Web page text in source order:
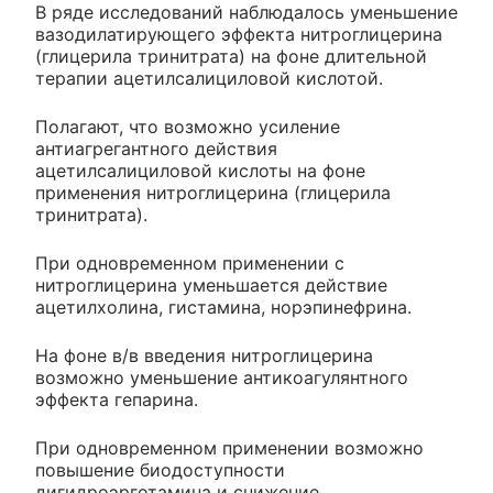
В ряде исследований наблюдалось уменьшение
вазодилатирующего эффекта нитроглицерина
(глицерила тринитрата) на фоне длительной
терапии ацетилсалициловой кислотой.
Полагают, что возможно усиление
антиагрегантного действия
ацетилсалициловой кислоты на фоне
применения нитроглицерина (глицерила
тринитрата).
При одновременном применении с
нитроглицерина уменьшается действие
ацетилхолина, гистамина, норэпинефрина.
На фоне в/в введения нитроглицерина
возможно уменьшение антикоагулянтного
эффекта гепарина.
При одновременном применении возможно
повышение биодоступности